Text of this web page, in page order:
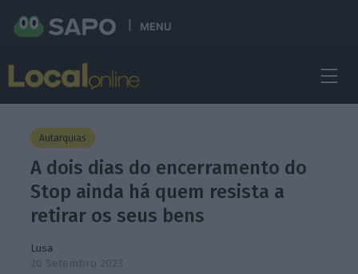
MENU
Autarquias
A dois dias do encerramento do
Stop ainda há quem resista a
retirar os seus bens
Lusa
20 Setembro 2023